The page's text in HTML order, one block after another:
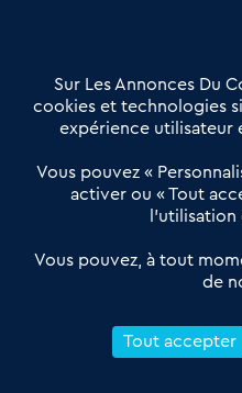
Offres Pro
Actualités
Qui sommes nous ?
Derniers articles
Réseau 3C : un partenaire
Petitscommerces : Un
proximité et des territoires
Reprendre un Restaurant
Sur Les Annonces Du
cookies et technologies
expérience utilisateur
Vous pouvez «
activer ou « Tout
Vous pouvez, à tout
de
Tout accepter